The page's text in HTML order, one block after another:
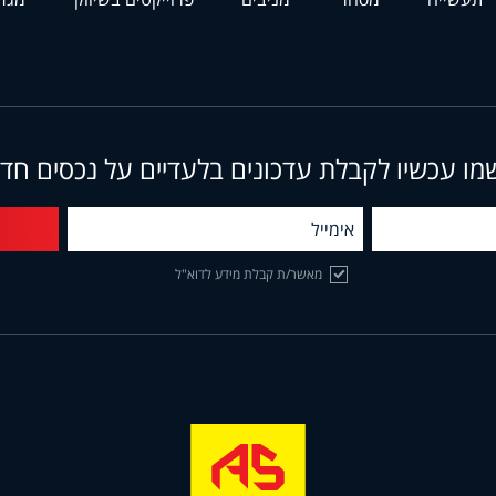
עכשיו לקבלת עדכונים בלעדיים על נכסים
מאשר/ת קבלת מידע לדוא"ל